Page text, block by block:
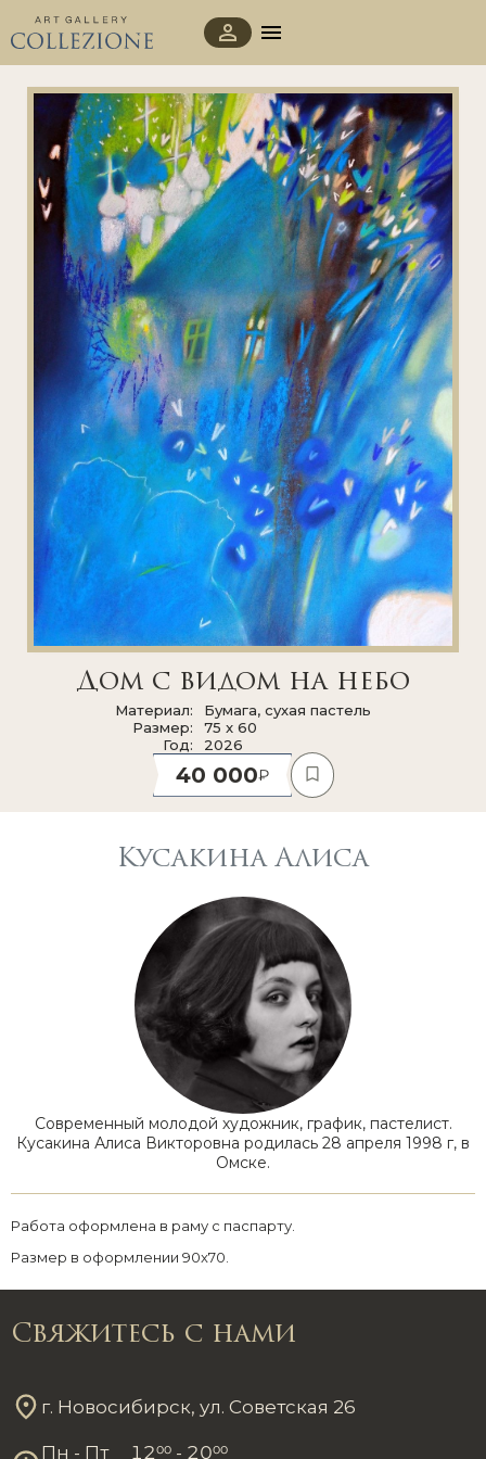
Дом с видом на небо
Материал
Бумага, сухая пастель
Размер
75 x 60
Год
2026
40 000
Кусакина Алиса
Современный молодой художник, график, пастелист.
Кусакина Алиса Викторовна родилась 28 апреля 1998 г, в
Омске.
Работа оформлена в раму с паспарту.
Размер в оформлении 90x70.
Свяжитесь с нами
г. Новосибирск, ул. Советская 26
Пн - Пт 1200 - 2000